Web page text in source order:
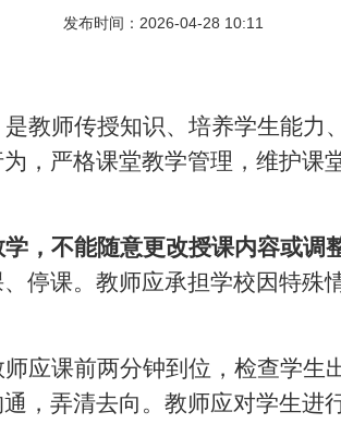
发布时间：2026-04-28 10:11
教师传授知识、培养学生能力
，严格课堂教学管理，维护课
，不能随意更改授课内容或调
停课。教师应承担学校因特殊
师应课前两分钟到位，检查学生
，弄清去向。教师应对学生进